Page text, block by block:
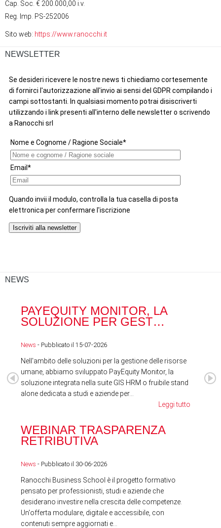
Cap. Soc. € 200.000,00 i.v.
Reg. Imp. PS-252006
Sito web: https://www.ranocchi.it
NEWSLETTER
NEWS
PAYEQUITY MONITOR, LA
SOLUZIONE PER GEST…
News - Pubblicato il 15-07-2026
Nell'ambito delle soluzioni per la gestione delle risorse
umane, abbiamo sviluppato PayEquity Monitor, la
soluzione integrata nella suite GIS HRM o fruibile stand
alone dedicata a studi e aziende per...
Leggi tutto
WEBINAR TRASPARENZA
RETRIBUTIVA
News - Pubblicato il 30-06-2026
Ranocchi Business School è il progetto formativo
pensato per professionisti, studi e aziende che
desiderano investire nella crescita delle competenze.
Un'offerta modulare, digitale e accessibile, con
contenuti sempre aggiornati e...